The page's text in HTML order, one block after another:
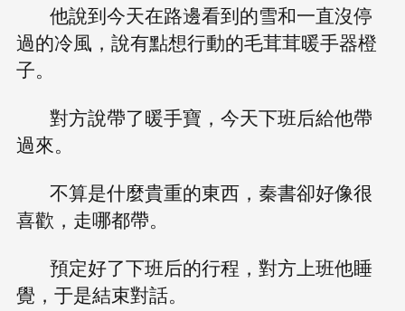
他說到今天在路邊看到的雪和一直沒停
過的冷風，說有點想行動的毛茸茸暖手器橙
子。
對方說帶了暖手寶，今天下班后給他帶
過來。
不算是什麼貴重的東西，秦書卻好像很
喜歡，走哪都帶。
預定好了下班后的行程，對方上班他睡
覺，于是結束對話。